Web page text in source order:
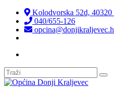
Kolodvorska 52d,
040/655-126